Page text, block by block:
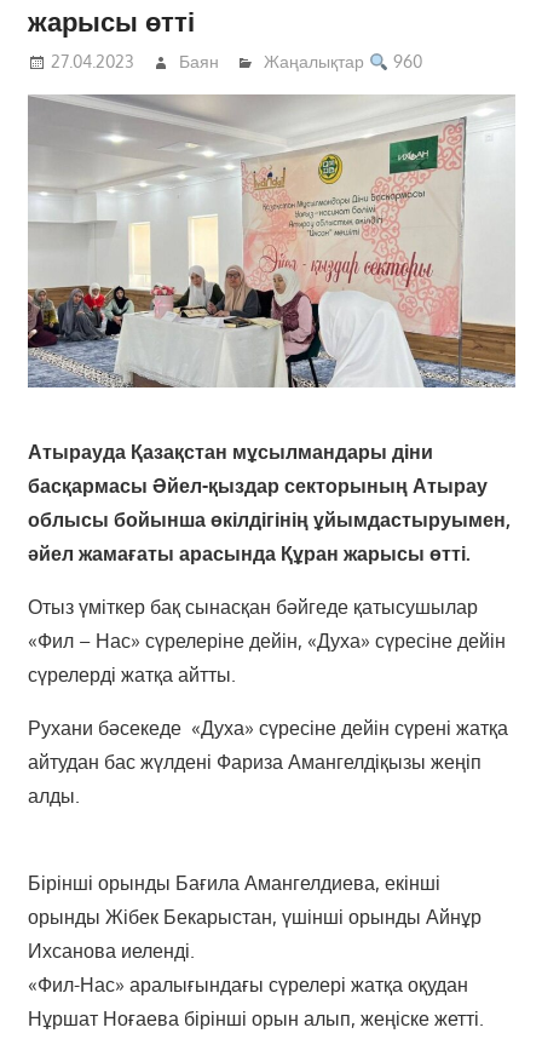
жарысы өтті
27.04.2023 Баян Жаңалықтар 960
Атырауда Қазақстан мұсылмандары діни
басқармасы Әйел-қыздар секторының Атырау
облысы бойынша өкілдігінің ұйымдастыруымен,
әйел жамағаты арасында Құран жарысы өтті.
Отыз үміткер бақ сынасқан бәйгеде қатысушылар
«Фил – Нас» сүрелеріне дейін, «Духа» сүресіне дейін
сүрелерді жатқа айтты.
Рухани бәсекеде «Духа» сүресіне дейін сүрені жатқа
айтудан бас жүлдені Фариза Амангелдіқызы жеңіп
алды.
Бірінші орынды Бағила Амангелдиева, екінші
орынды Жібек Бекарыстан, үшінші орынды Айнұр
Ихсанова иеленді.
«Фил-Нас» аралығындағы сүрелері жатқа оқудан
Нұршат Ноғаева бірінші орын алып, жеңіске жетті.